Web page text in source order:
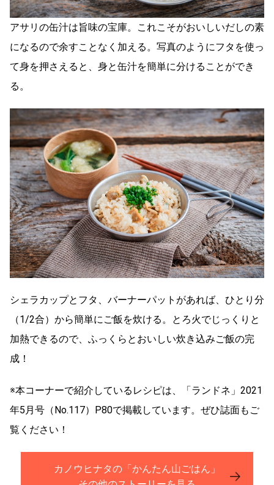
アサリの缶汁は旨味の宝庫。これこそがおいしいだしの素
になるので余すことなく加える。写真のようにフタを使っ
て身を押さえると、身と缶汁を簡単に分けることができ
る。
シェラカップとフタ、バーナーパットがあれば、ひとり分
（1/2合）から簡単にご飯を炊ける。とろ火でじっくりと
加熱できるので、ふっくらとおいしい炊き込みご飯の完
成！
※本コーナーで紹介しているレシピは、「ランドネ」2021
年5月号（No.117）P80で掲載しています。ぜひ誌面もご
覧ください！
カノウヒナタの「かんたん山ごはん」